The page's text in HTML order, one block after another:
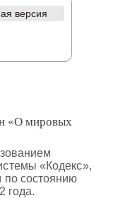
версия
«О мировых
«Кодекс»,
по состоянию
года.